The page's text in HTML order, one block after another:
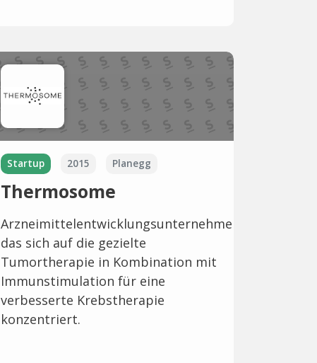
Startup 2015 Planegg
Thermosome
Arzneimittelentwicklungsunternehmen,
das sich auf die gezielte
Tumortherapie in Kombination mit
Immunstimulation für eine
verbesserte Krebstherapie
konzentriert.